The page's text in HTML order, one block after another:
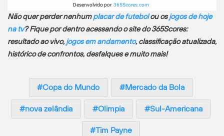
Desenvolvido por 365Scores.com
Não quer perder nenhumplacar de futebolou osjogos de hoje
na tv? Fique por dentro acessando o site do 365Scores:
resultado ao vivo,jogos em andamento, classificação atualizada,
histórico de confrontos, desfalques e muito mais!
Copa do Mundo Mercado da Bola
nova zelândia Olimpia Sul-Americana
Tim Payne